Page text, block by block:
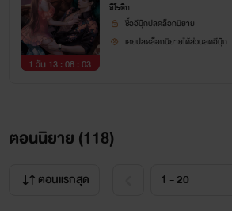
1 วัน 13 : 08 : 02
อีโรติก
ซื้ออีบุ๊กปลดล็อกนิยาย
เคยปลดล็อกนิยายได้ส่วนลดอีบุ๊ก
ตอนนิยาย (118)
ตอนแรกสุด